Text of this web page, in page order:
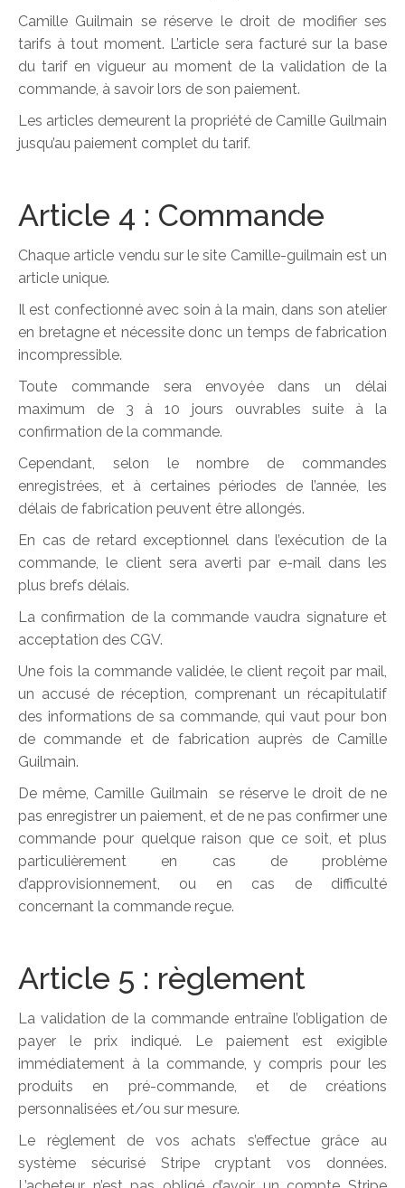
Camille Guilmain se réserve le droit de modifier ses
tarifs à tout moment. L’article sera facturé sur la base
du tarif en vigueur au moment de la validation de la
commande, à savoir lors de son paiement.
Les articles demeurent la propriété de Camille Guilmain
jusqu’au paiement complet du tarif.
Article 4 : Commande
Chaque article vendu sur le site Camille-guilmain est un
article unique.
Il est confectionné avec soin à la main, dans son atelier
en bretagne et nécessite donc un temps de fabrication
incompressible.
Toute commande sera envoyée dans un délai
maximum de 3 à 10 jours ouvrables suite à la
confirmation de la commande.
Cependant, selon le nombre de commandes
enregistrées, et à certaines périodes de l’année, les
délais de fabrication peuvent être allongés.
En cas de retard exceptionnel dans l’exécution de la
commande, le client sera averti par e-mail dans les
plus brefs délais.
La confirmation de la commande vaudra signature et
acceptation des CGV.
Une fois la commande validée, le client reçoit par mail,
un accusé de réception, comprenant un récapitulatif
des informations de sa commande, qui vaut pour bon
de commande et de fabrication auprès de Camille
Guilmain.
De même, Camille Guilmain se réserve le droit de ne
pas enregistrer un paiement, et de ne pas confirmer une
commande pour quelque raison que ce soit, et plus
particulièrement en cas de problème
d’approvisionnement, ou en cas de difficulté
concernant la commande reçue.
Article 5 : règlement
La validation de la commande entraîne l’obligation de
payer le prix indiqué. Le paiement est exigible
immédiatement à la commande, y compris pour les
produits en pré-commande, et de créations
personnalisées et/ou sur mesure.
Le règlement de vos achats s’effectue grâce au
système sécurisé Stripe cryptant vos données.